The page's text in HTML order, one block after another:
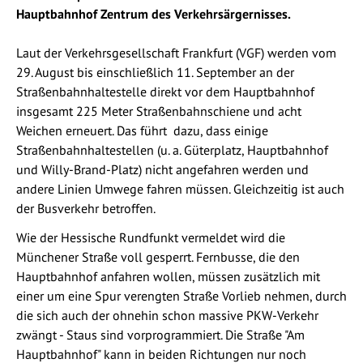
Hauptbahnhof Zentrum des Verkehrsärgernisses.
Laut der Verkehrsgesellschaft Frankfurt (VGF) werden vom
29. August bis einschließlich 11. September an der
Straßenbahnhaltestelle direkt vor dem Hauptbahnhof
insgesamt 225 Meter Straßenbahnschiene und acht
Weichen erneuert. Das führt dazu, dass einige
Straßenbahnhaltestellen (u. a. Güterplatz, Hauptbahnhof
und Willy-Brand-Platz) nicht angefahren werden und
andere Linien Umwege fahren müssen. Gleichzeitig ist auch
der Busverkehr betroffen.
Wie der Hessische Rundfunkt vermeldet wird die
Münchener Straße voll gesperrt. Fernbusse, die den
Hauptbahnhof anfahren wollen, müssen zusätzlich mit
einer um eine Spur verengten Straße Vorlieb nehmen, durch
die sich auch der ohnehin schon massive PKW-Verkehr
zwängt - Staus sind vorprogrammiert. Die Straße "Am
Hauptbahnhof" kann in beiden Richtungen nur noch